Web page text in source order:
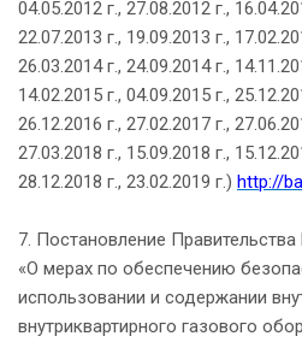
04.05.2012 г., 27.08.2012 г.,
22.07.2013 г., 19.09.2013 г.,
26.03.2014 г., 24.09.2014 г.,
14.02.2015 г., 04.09.2015 г.,
26.12.2016 г., 27.02.2017 г.,
27.03.2018 г., 15.09.2018 г.,
28.12.2018 г., 23.02.2019 г.) http://
7. Постановление
«О мерах по обеспечению
использовании и содержании
внутриквартирного газового